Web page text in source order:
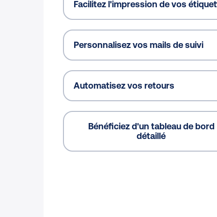
Facilitez l'impression de vos
Personnalisez vos mails de suivi
Automatisez vos retours
Bénéficiez d'un tableau de bord
détaillé